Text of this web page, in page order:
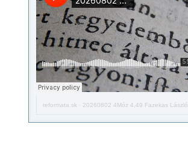
reformata.sk · 20260802 4Móz 4,49 Fazekas László